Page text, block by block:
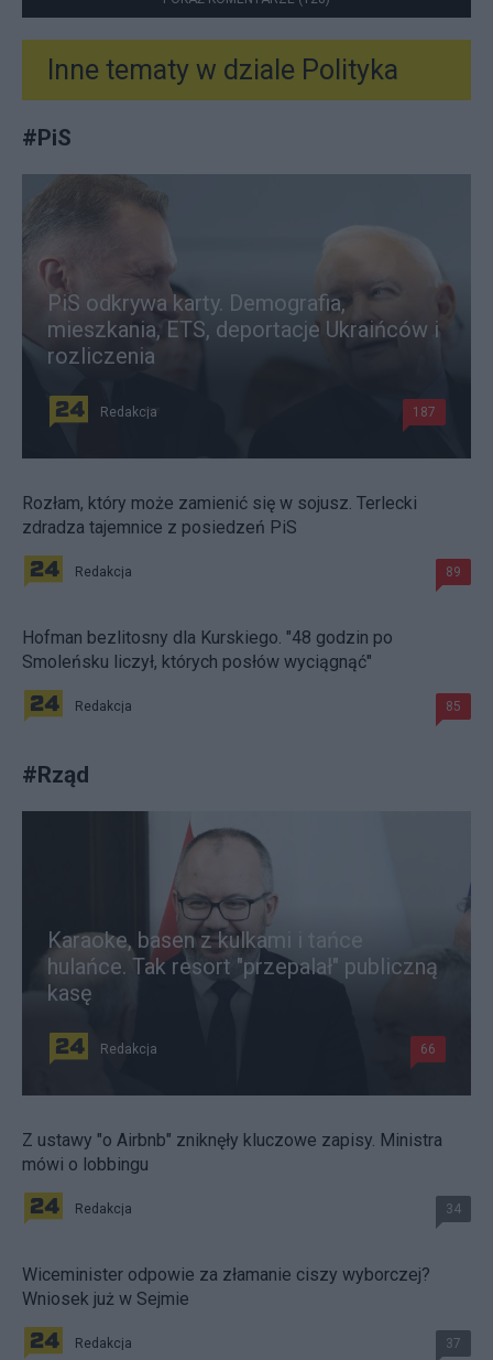
Inne tematy w dziale Polityka
#PiS
PiS odkrywa karty. Demografia,
mieszkania, ETS, deportacje Ukraińców i
rozliczenia
Redakcja 187
Rozłam, który może zamienić się w sojusz. Terlecki
zdradza tajemnice z posiedzeń PiS
Redakcja 89
Hofman bezlitosny dla Kurskiego. "48 godzin po
Smoleńsku liczył, których posłów wyciągnąć"
Redakcja 85
#Rząd
Karaoke, basen z kulkami i tańce
hulańce. Tak resort "przepalał" publiczną
kasę
Redakcja 66
Z ustawy "o Airbnb" zniknęły kluczowe zapisy. Ministra
mówi o lobbingu
Redakcja 34
Wiceminister odpowie za złamanie ciszy wyborczej?
Wniosek już w Sejmie
Redakcja 37